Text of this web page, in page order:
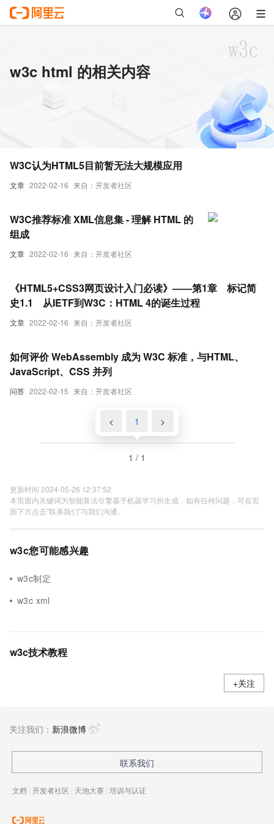
w3c html 的相关内容
文章 2022-02-16 来自：开发者社区
W3C认为HTML5目前暂无法大规模应用
文章 2022-02-16 来自：开发者社区
W3C推荐标准 XML信息集 - 理解 HTML 的
组成
文章 2022-02-16 来自：开发者社区
《HTML5+CSS3网页设计入门必读》——第1章 标记简
史1.1 从IETF到W3C：HTML 4的诞生过程
问答 2022-02-15 来自：开发者社区
如何评价 WebAssembly 成为 W3C 标准，与HTML、
JavaScript、CSS 并列
< 1 >
1 / 1
更新时间 2024-05-26 12:37:52
本页面内关键词为智能算法引擎基于机器学习所生成，如有任何问题，可在页
面下方点击"联系我们"与我们沟通。
w3c您可能感兴趣
w3c制定
w3c xml
w3c技术教程
+关注
关注我们： 新浪微博
联系我们
文档 | 开发者社区 | 天池大赛 | 培训与认证